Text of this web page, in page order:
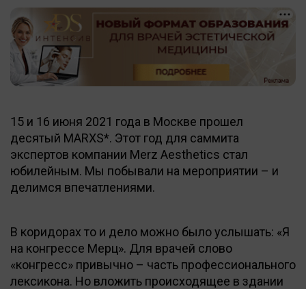
15 и 16 июня 2021 года в Москве прошел
десятый MARXS*. Этот год для саммита
экспертов компании Merz Aesthetics стал
юбилейным. Мы побывали на мероприятии – и
делимся впечатлениями.
В коридорах то и дело можно было услышать: «Я
на конгрессе Мерц». Для врачей слово
«конгресс» привычно – часть профессионального
лексикона. Но вложить происходящее в здании